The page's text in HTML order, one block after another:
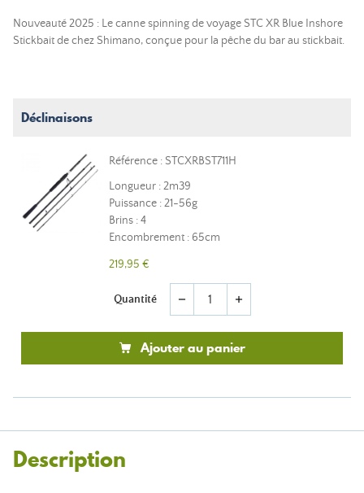
Nouveauté 2025 : Le canne spinning de voyage STC XR Blue Inshore
Stickbait de chez Shimano, conçue pour la pêche du bar au stickbait.
Déclinaisons
Référence : STCXRBST711H
Longueur : 2m39
Puissance : 21-56g
Brins : 4
Encombrement : 65cm
219,95 €
Quantité remove add
Ajouter au panier
Description